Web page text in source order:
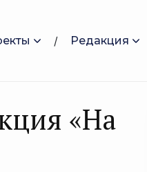
Редакция
«На